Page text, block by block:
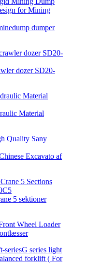
dumper
dozer SD20-
Material
Excavato af
5 sektioner